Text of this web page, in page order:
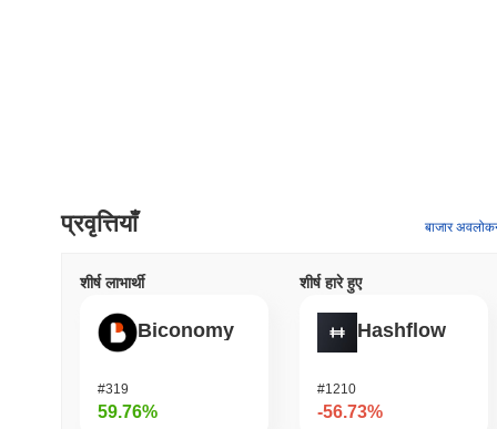
प्रवृत्तियाँ बाजार
शीर्ष लाभार्थी
Biconomy
#319
59.76%
शीर्ष हारे हुए
Hashflow
#1210
-56.73%